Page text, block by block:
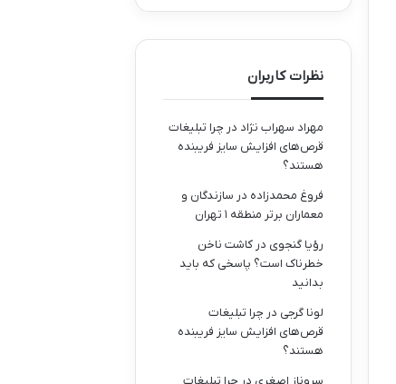
نظرات کاربران
مهراد سهراب نژاد در چرا تبلیغات
قرص‌های افزایش سایز فریبنده
هستند؟
فروغ محمدزاده در سازندگان و
معماران برتر منطقه ۱ تهران
رؤیا گنجوی در کاشت ناخن
خطرناک است؟ پاسخی که باید
بدانید
لونا گرجی در چرا تبلیغات
قرص‌های افزایش سایز فریبنده
هستند؟
سروناز اصغری در چرا تبلیغات